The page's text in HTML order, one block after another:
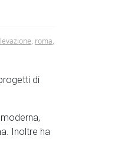
, roma,
di
Inoltre ha